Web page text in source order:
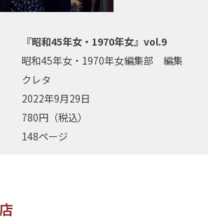
『昭和45年女・1970年女』vol.9
昭和45年女・1970年女編集部 編集
クレタ
2022年9月29日
780円（税込）
148ページ